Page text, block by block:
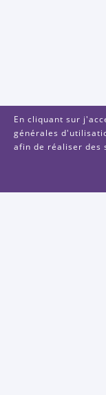
En cliquant sur
générales
afin de réaliser des